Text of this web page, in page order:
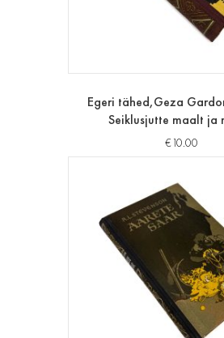
Egeri tähed,Geza
Seiklusjutte maalt ja
€10.00